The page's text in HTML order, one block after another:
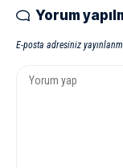
Yorum
E-posta adresiniz